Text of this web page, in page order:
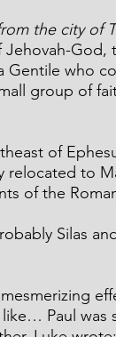
the city of
Jehovah-
Gentile who
group of
of
relocated to
of the
Silas
Paul was